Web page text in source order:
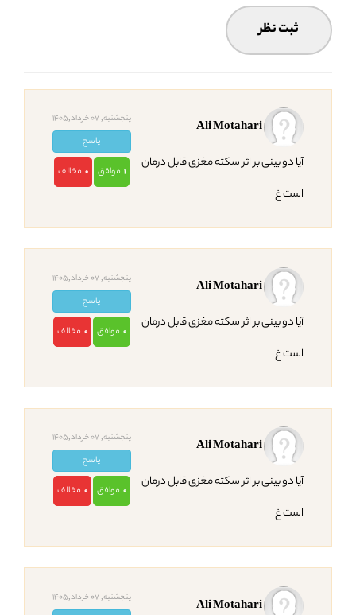
پنجشنبه, 07 خرداد,1405
پاسخ
1 موافق 0 مخالف
آیا دو بینی بر اثر سکته مغزی قابل درمان
است غ
پنجشنبه, 07 خرداد,1405
پاسخ
0 موافق 0 مخالف
آیا دو بینی بر اثر سکته مغزی قابل درمان
است غ
پنجشنبه, 07 خرداد,1405
پاسخ
0 موافق 0 مخالف
آیا دو بینی بر اثر سکته مغزی قابل درمان
است غ
پنجشنبه, 07 خرداد,1405